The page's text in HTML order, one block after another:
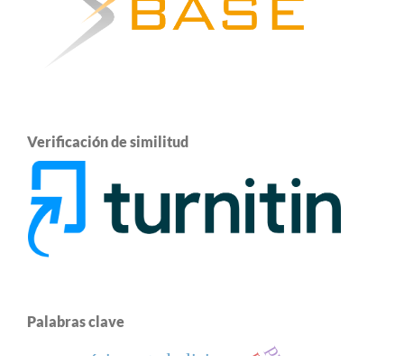
Verificación de similitud
Palabras clave